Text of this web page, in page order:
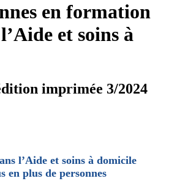
en formation
et soins à
imprimée 3/2024
l’Aide et soins à domicile
en plus de personnes